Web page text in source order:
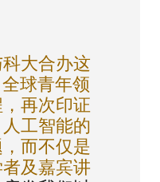
大合办这
球青年领
再次印证
工智能的
而不仅是
及嘉宾讲